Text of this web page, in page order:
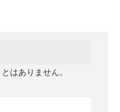
はありません。